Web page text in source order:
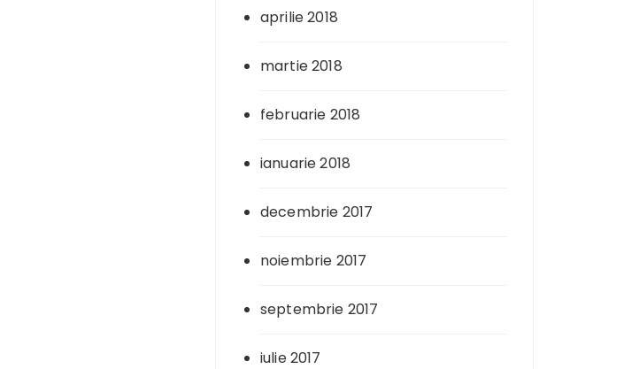
aprilie 2018
martie 2018
februarie 2018
ianuarie 2018
decembrie 2017
noiembrie 2017
septembrie 2017
iulie 2017